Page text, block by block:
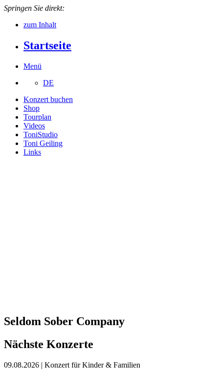
Springen Sie direkt:
zum Inhalt
Startseite
Menü
DE
Konzert buchen
Shop
Tourplan
Videos
ToniStudio
Toni Geiling
Links
Seldom Sober Company
Nächste Konzerte
09.08.2026 | Konzert für Kinder & Familien